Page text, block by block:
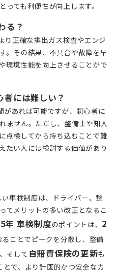
ても利便性が向上します。
る？
り正確な排出ガス検査やエンジ
。その結果、不具合や故障を早
環境性能を向上させることがで
には難しい？
があれば可能ですが、初心者に
ません。ただし、整備士や知人
点検してから持ち込むことで難
たい人には検討する価値があり
車検制度は、ドライバー、整
てメリットの多い改正となるこ
年 車検制度のポイントは、 2
ることでピークを分散し、整備
そして 自賠責保険の更新も
で、より計画的かつ安全なカ